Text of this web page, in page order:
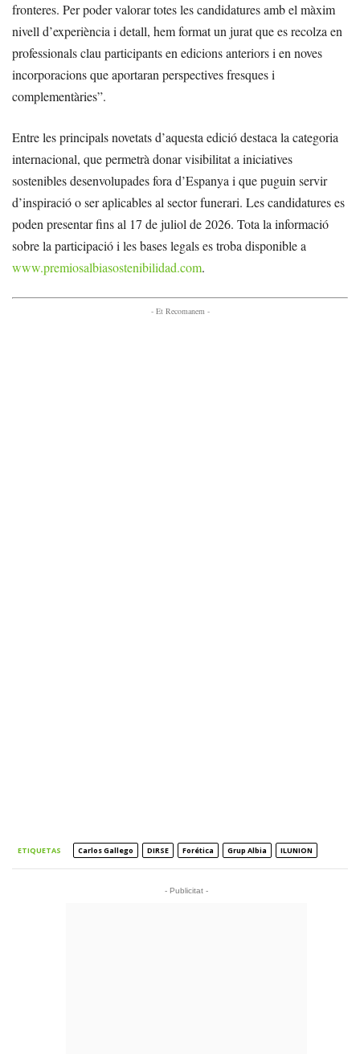
fronteres. Per poder valorar totes les candidatures amb el màxim
nivell d’experiència i detall, hem format un jurat que es recolza en
professionals clau participants en edicions anteriors i en noves
incorporacions que aportaran perspectives fresques i
complementàries”.
Entre les principals novetats d’aquesta edició destaca la categoria
internacional, que permetrà donar visibilitat a iniciatives
sostenibles desenvolupades fora d’Espanya i que puguin servir
d’inspiració o ser aplicables al sector funerari. Les candidatures es
poden presentar fins al 17 de juliol de 2026. Tota la informació
sobre la participació i les bases legals es troba disponible a
www.premiosalbiasostenibilidad.com.
- Et Recomanem -
ETIQUETAS Carlos Gallego DIRSE Forética Grup Albia ILUNION
- Publicitat -